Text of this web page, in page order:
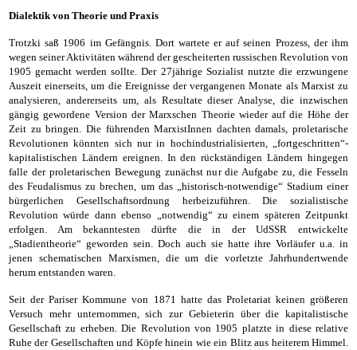
Dialektik von Theorie und Praxis
Trotzki saß 1906 im Gefängnis. Dort wartete er auf seinen Prozess, der ihm
wegen seiner Aktivitäten während der gescheiterten russischen Revolution von
1905 gemacht werden sollte. Der 27jährige Sozialist nutzte die erzwungene
Auszeit einerseits, um die Ereignisse der vergangenen Monate als Marxist zu
analysieren, andererseits um, als Resultate dieser Analyse, die inzwischen
gängig gewordene Version der Marxschen Theorie wieder auf die Höhe der
Zeit zu bringen. Die führenden MarxistInnen dachten damals, proletarische
Revolutionen könnten sich nur in hochindustrialisierten, „fortgeschritten“-
kapitalistischen Ländern ereignen. In den rückständigen Ländern hingegen
falle der proletarischen Bewegung zunächst nur die Aufgabe zu, die Fesseln
des Feudalismus zu brechen, um das „historisch-notwendige“ Stadium einer
bürgerlichen Gesellschaftsordnung herbeizuführen. Die sozialistische
Revolution würde dann ebenso „notwendig“ zu einem späteren Zeitpunkt
erfolgen. Am bekanntesten dürfte die in der UdSSR entwickelte
„Stadientheorie“ geworden sein. Doch auch sie hatte ihre Vorläufer u.a. in
jenen schematischen Marxismen, die um die vorletzte Jahrhundertwende
herum entstanden waren.
Seit der Pariser Kommune von 1871 hatte das Proletariat keinen größeren
Versuch mehr unternommen, sich zur Gebieterin über die kapitalistische
Gesellschaft zu erheben. Die Revolution von 1905 platzte in diese relative
Ruhe der Gesellschaften und Köpfe hinein wie ein Blitz aus heiterem Himmel.